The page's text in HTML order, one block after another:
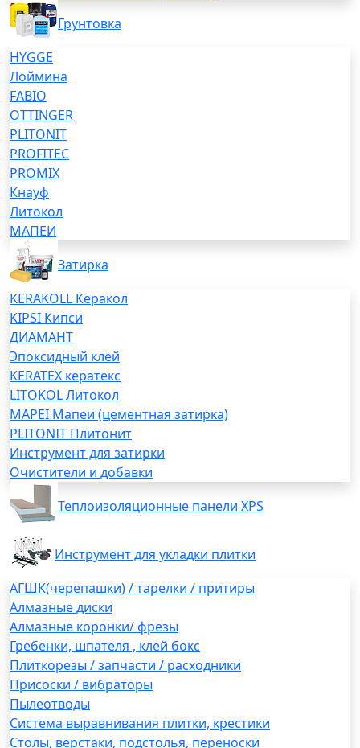
Грунтовка
HYGGE
Лоймина
FABIO
OTTINGER
PLITONIT
PROFITEC
PROMIX
Кнауф
Литокол
МАПЕИ
Затирка
KERAKOLL Керакол
KIPSI Кипси
ДИАМАНТ
Эпоксидный клей
KERATEX кератекс
LITOKOL Литокол
MAPEI Мапеи (цементная затирка)
PLITONIT Плитонит
Инструмент для затирки
Очистители и добавки
Теплоизоляционные панели XPS
Инструмент для укладки плитки
АГШК(черепашки) / тарелки / притиры
Алмазные диски
Алмазные коронки/ фрезы
Гребенки, шпателя , клей бокс
Плиткорезы / запчасти / расходники
Присоски / вибраторы
Пылеотводы
Система выравнивания плитки, крестики
Столы, верстаки, подстолья, переноски